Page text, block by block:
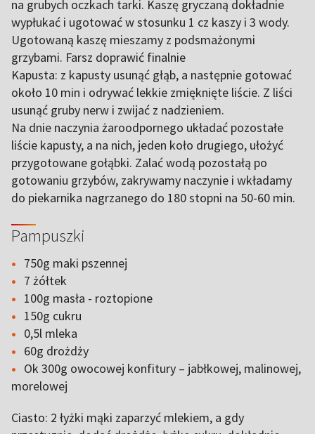
na grubych oczkach tarki. Kaszę gryczaną dokładnie
wypłukać i ugotować w stosunku 1 cz kaszy i 3 wody.
Ugotowaną kaszę mieszamy z podsmażonymi
grzybami. Farsz doprawić finalnie
Kapusta: z kapusty usunąć głąb, a następnie gotować
około 10 min i odrywać lekkie zmięknięte liście. Z liści
usunąć gruby nerw i zwijać z nadzieniem.
Na dnie naczynia żaroodpornego układać pozostałe
liście kapusty, a na nich, jeden koło drugiego, ułożyć
przygotowane gołąbki. Zalać wodą pozostałą po
gotowaniu grzybów, zakrywamy naczynie i wkładamy
do piekarnika nagrzanego do 180 stopni na 50-60 min.
Pampuszki
750g maki pszennej
7 żółtek
100g masła - roztopione
150g cukru
0,5l mleka
60g drożdży
Ok 300g owocowej konfitury – jabłkowej, malinowej,
morelowej
Ciasto: 2 łyżki mąki zaparzyć mlekiem, a gdy